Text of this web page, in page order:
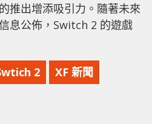
推出增添吸引力。隨著未來
息公佈，Switch 2 的遊戲
2 XF 新聞